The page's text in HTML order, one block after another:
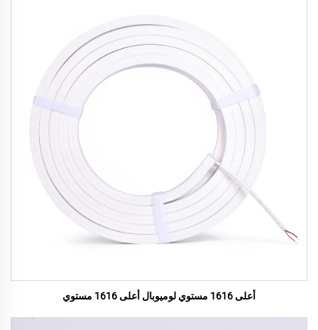
أعلى 1616 مستوي لوميوبال أعلى 1616 مستوي